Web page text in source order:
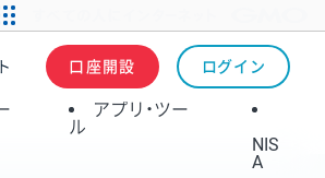
口座開設 ログイン
アプリ・ツー
ル
NIS
A